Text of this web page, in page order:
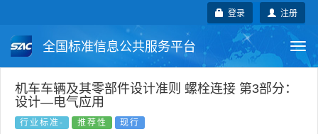
注册
登录
全国标准信息公共服务平台
国家标准 行业标准 地方标准
团体标准 企业标准
机车车辆及其零部件设计准则 螺栓连接 第3部分：
设计—电气应用
行业标准- 推荐性 现行